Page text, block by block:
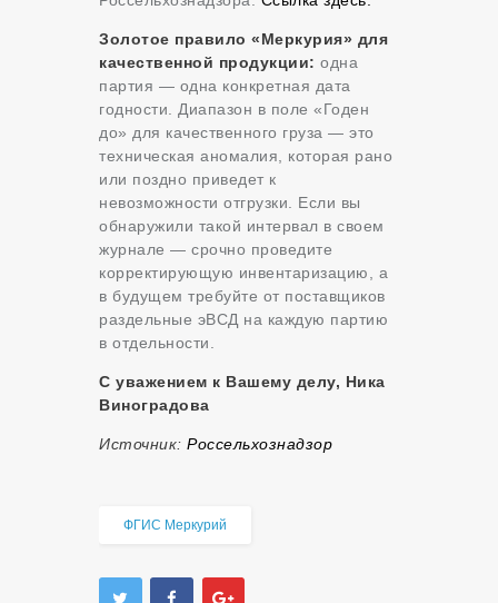
Золотое правило «Меркурия» для
качественной продукции: одна
партия — одна конкретная дата
годности. Диапазон в поле «Годен
до» для качественного груза — это
техническая аномалия, которая рано
или поздно приведет к
невозможности отгрузки. Если вы
обнаружили такой интервал в своем
журнале — срочно проведите
корректирующую инвентаризацию, а
в будущем требуйте от поставщиков
раздельные эВСД на каждую партию
в отдельности.
С уважением к Вашему делу, Ника
Виноградова
Источник: Россельхознадзор
ФГИС Меркурий